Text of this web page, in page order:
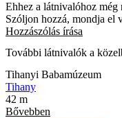
Ehhez a látnivalóhoz még
Szóljon hozzá, mondja el
Hozzászólás írása
További látnivalók a
Tihanyi Babamúzeum
Tihany
42 m
Bővebben